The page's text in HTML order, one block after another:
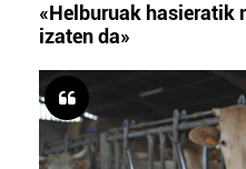
«Helburuak hasieratik
izaten da»